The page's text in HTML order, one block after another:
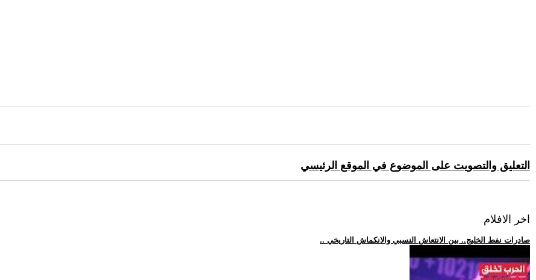
التعليق والتصويت على الموضوع في الموقع الرئيسي
اخر الافلام
.. صادرات نفط الخليج.. بين الانتعاش النسبي والانكماش التاريخي